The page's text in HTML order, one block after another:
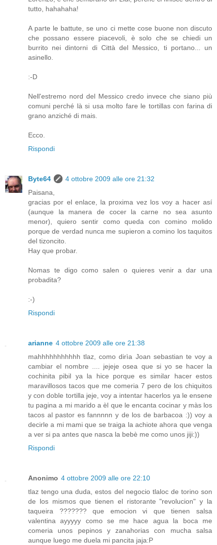
tutto, hahahaha!
A parte le battute, se uno ci mette cose buone non discuto
che possano essere piacevoli, è solo che se chiedi un
burrito nei dintorni di Città del Messico, ti portano... un
asinello.
:-D
Nell'estremo nord del Messico credo invece che siano più
comuni perché là si usa molto fare le tortillas con farina di
grano anziché di mais.
Ecco.
Rispondi
Byte64
4 ottobre 2009 alle ore 21:32
Paisana,
gracias por el enlace, la proxima vez los voy a hacer así
(aunque la manera de cocer la carne no sea asunto
menor), quiero sentir como queda con comino molido
porque de verdad nunca me supieron a comino los taquitos
del tizoncito.
Hay que probar.
Nomas te digo como salen o quieres venir a dar una
probadita?
:-)
Rispondi
arianne 4 ottobre 2009 alle ore 21:38
mahhhhhhhhhhh tlaz, como dirìa Joan sebastian te voy a
cambiar el nombre .... jejeje osea que si yo se hacer la
cochinita pibil ya la hice porque es similar hacer estos
maravillosos tacos que me comeria 7 pero de los chiquitos
y con doble tortilla jeje, voy a intentar hacerlos ya le ensene
tu pagina a mi marido a èl que le encanta cocinar y màs los
tacos al pastor es fannnnn y de los de barbacoa :)) voy a
decirle a mi mami que se traiga la achiote ahora que venga
a ver si pa antes que nasca la bebè me como unos jiji:))
Rispondi
Anonimo 4 ottobre 2009 alle ore 22:10
tlaz tengo una duda, estos del negocio tlaloc de torino son
de los mismos que tienen el ristorante "revolucion" y la
taqueira ??????? que emocion vi que tienen salsa
valentina ayyyyy como se me hace agua la boca me
comeria unos pepinos y zanahorias con mucha salsa
aunque luego me duela mi pancita jaja:P